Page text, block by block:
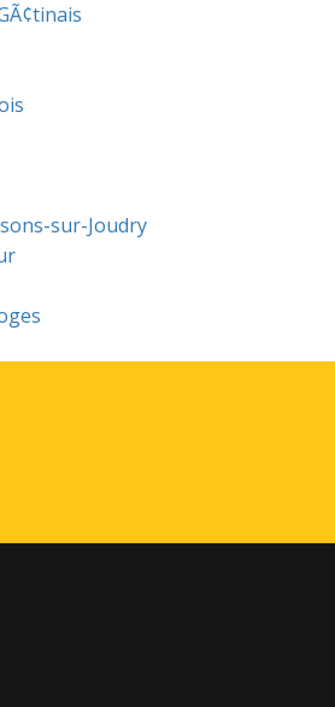
sur-Joudry